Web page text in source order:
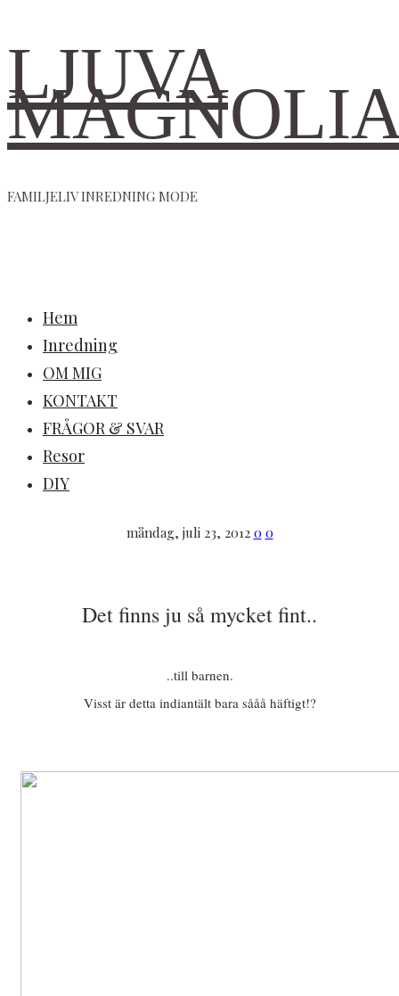
LJUVA
FAMILJELIV INREDNING MODE
Hem
Inredning
OM MIG
KONTAKT
FRÅGOR & SVAR
Resor
DIY
måndag, juli 23, 2012 0 0
Det finns ju så mycket fint..
..till barnen.
Visst är detta indiantält bara sååå häftigt!?